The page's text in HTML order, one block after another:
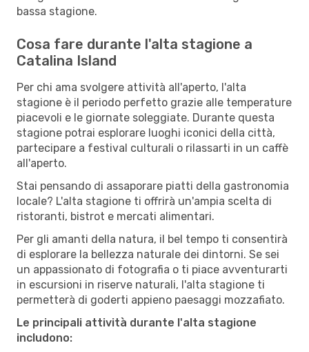
bassa stagione.
Cosa fare durante l'alta stagione a
Catalina Island
Per chi ama svolgere attività all'aperto, l'alta
stagione è il periodo perfetto grazie alle temperature
piacevoli e le giornate soleggiate. Durante questa
stagione potrai esplorare luoghi iconici della città,
partecipare a festival culturali o rilassarti in un caffè
all'aperto.
Stai pensando di assaporare piatti della gastronomia
locale? L'alta stagione ti offrirà un'ampia scelta di
ristoranti, bistrot e mercati alimentari.
Per gli amanti della natura, il bel tempo ti consentirà
di esplorare la bellezza naturale dei dintorni. Se sei
un appassionato di fotografia o ti piace avventurarti
in escursioni in riserve naturali, l'alta stagione ti
permetterà di goderti appieno paesaggi mozzafiato.
Le principali attività durante l'alta stagione
includono: